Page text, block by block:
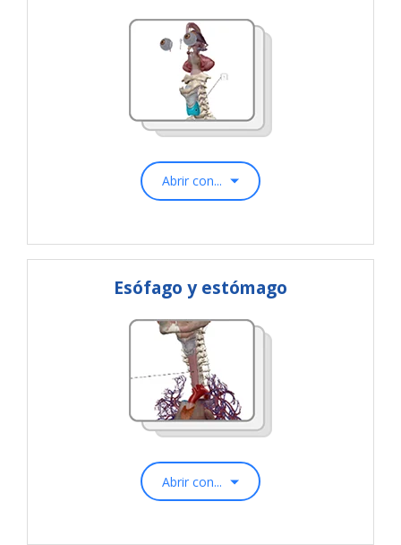
Abrir con...
Esófago y estómago
Abrir con...